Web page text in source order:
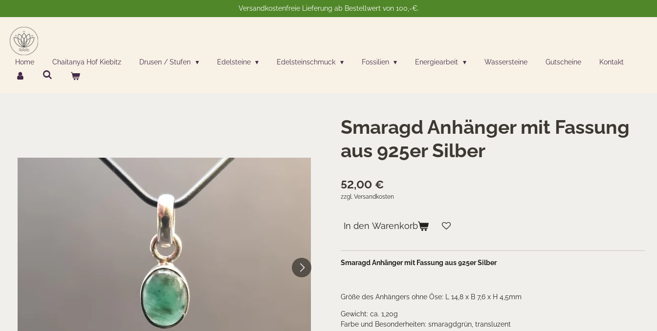
Hauptinhalt
springen
Versandkostenfreie Lieferung ab Bestellwert von 100,-€.
Home Chaitanya Hof Kiebitz Drusen / Stufen Edelsteine Edelsteinschmuck Fossilien Energiearbeit Wassersteine Gutscheine Kontakt
Smaragd Anhänger mit Fassung
aus 925er Silber
52,00 €
zzgl. Versandkosten
In den Warenkorb
Smaragd Anhänger mit Fassung aus 925er Silber
Größe des Anhängers ohne Öse: L 14,8 x B 7,6 x H 4,5mm
Gewicht: ca. 1,20g
Farbe und Besonderheiten: smaragdgrün, transluzent